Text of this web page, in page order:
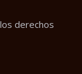
derechos